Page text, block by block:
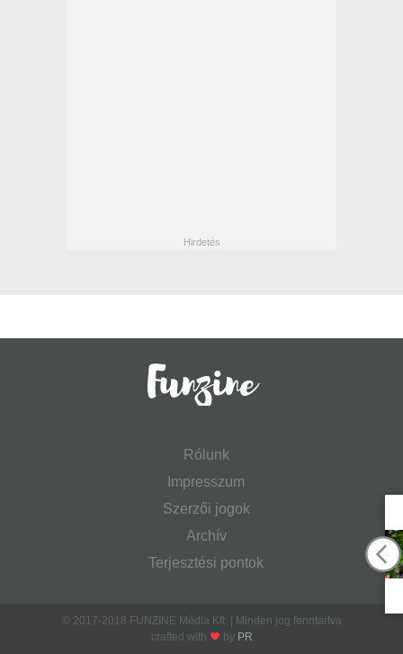
Rólunk
Impresszum
Szerzői jogok
Archív
Terjesztési pontok
© 2017-2018 FUNZINE Média Kft. | Minden jog fenntartva
crafted with
by PR